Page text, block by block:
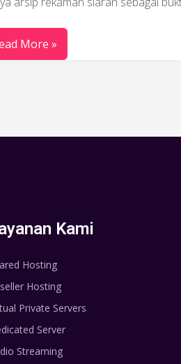
More »
Kami
Hosting
Hosting
Private Servers
Server
Streaming